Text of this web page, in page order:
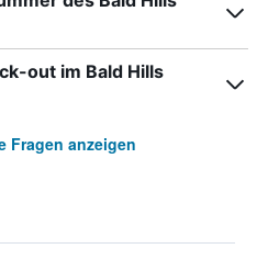
out im Bald Hills
Fragen anzeigen